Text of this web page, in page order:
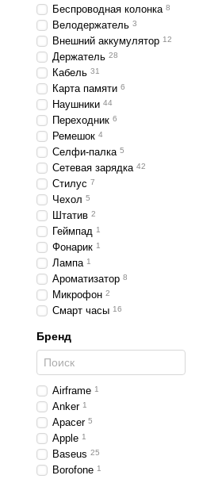
Беспроводная колонка 8
Велодержатель 3
Внешний аккумулятор 12
Держатель 28
Кабель 31
Карта памяти 6
Наушники 44
Переходник 6
Ремешок 4
Селфи-палка 5
Сетевая зарядка 42
Стилус 7
Чехол 5
Штатив 2
Геймпад 1
Фонарик 1
Лампа 1
Ароматизатор 8
Микрофон 2
Смарт часы 16
Бренд
Airframe 1
Anker 1
Apacer 5
Apple 1
Baseus 25
Borofone 1